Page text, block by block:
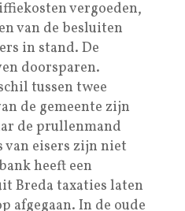
vergoeden,
van de besluiten
in stand. De
doorsparen.
tussen twee
de gemeente zijn
de prullenmand
van eisers zijn niet
heeft een
Breda taxaties laten
afgegaan. In de oude